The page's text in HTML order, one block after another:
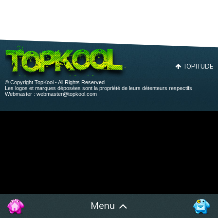
Menu
TOPITUDE
© Copyright TopKool - All Rights Reserved
Les logos et marques déposées sont la propriété de leurs détenteurs respectifs
Webmaster : webmaster@topkool.com